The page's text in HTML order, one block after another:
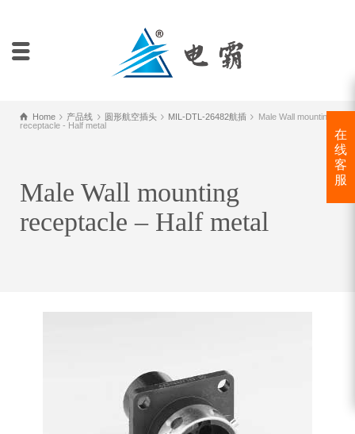
Home 产品线 圆形航空插头 MIL-DTL-26482航插
Male Wall mounting
receptacle - Half metal
Male Wall mounting
receptacle – Half metal
在
线
客
服